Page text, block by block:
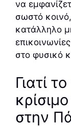
να
σωστό
κατάλληλο
στο φυσικό
Γιατί
στην